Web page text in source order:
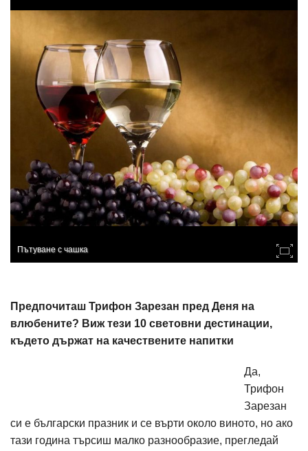
Пътуване с чашка
Предпочиташ Трифон Зарезан пред Деня на
влюбените? Виж тези 10 световни дестинации,
където държат на качествените напитки
Да,
Трифон
Зарезан
си е български празник и се върти около виното, но ако
тази година търсиш малко разнообразие, прегледай